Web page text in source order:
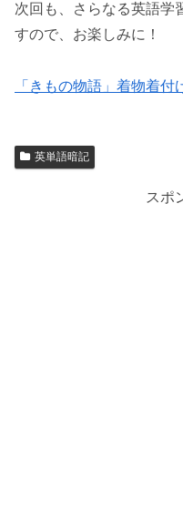
次回も、さらなる英語学
すので、お楽しみに！
「きもの物語」着物着付
英単語暗記
スポ